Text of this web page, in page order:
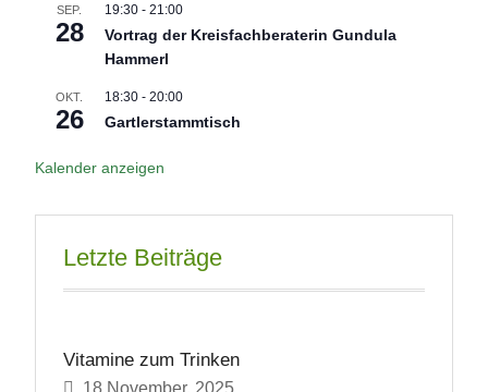
SEP.
28
19:30- 21:00
Vortrag der Kreisfachberaterin Gundula
Hammerl
OKT.
26
18:30- 20:00
Gartlerstammtisch
Kalender anzeigen
Letzte Beiträge
Vitamine zum Trinken
18 November, 2025